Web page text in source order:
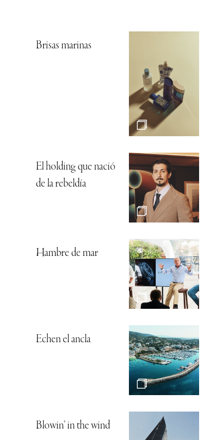
Brisas marinas
El holding que nació
de la rebeldía
Hambre de mar
Echen el ancla
Blowin’ in the wind